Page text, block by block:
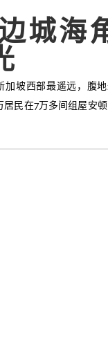
城海
加坡西部最遥远，腹
民在7万多间组屋安